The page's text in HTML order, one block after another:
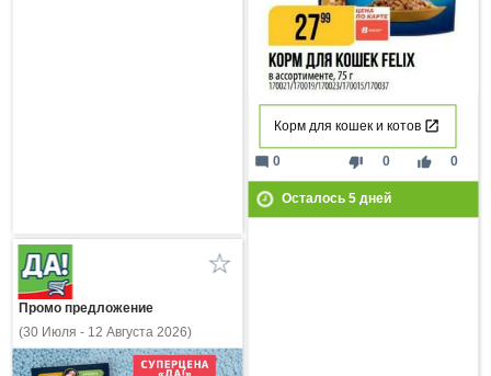
Корм для кошек и котов
thumb_down 0 thumb_up 0
mode_comment 0
Осталось 5дней
Промо предложение
(30 Июля - 12 Августа 2026)